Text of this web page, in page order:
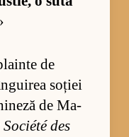
de
so­ției
de Ma­
des